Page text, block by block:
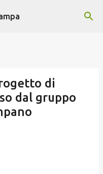
principali
di
dal gruppo